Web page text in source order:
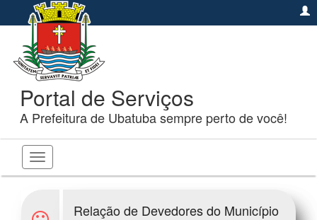
Portal de Serviços
A Prefeitura de Ubatuba sempre perto de você!
Toggle
navigation
Relação de Devedores do Município